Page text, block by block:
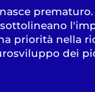
prematuro.
priorità nella
dei